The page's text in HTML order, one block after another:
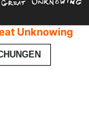
Unknowing